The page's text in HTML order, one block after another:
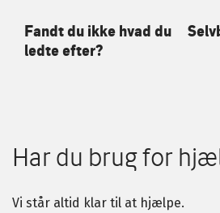
Fandt du ikke hvad du
ledte efter?
Har du brug for
Vi står altid klar til at hjælpe.